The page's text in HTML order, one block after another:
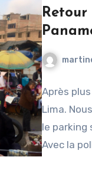
Retour
Après
Lima.
le parking
Avec la